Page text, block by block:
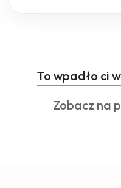
Pomiń karuzelę
Produkty
o
statusie:
To wpadło ci
Produkty
Zobacz na